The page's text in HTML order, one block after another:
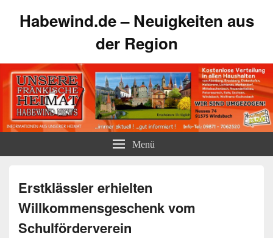
Habewind.de – Neuigkeiten aus
der Region
Menü
Erstklässler erhielten
Willkommensgeschenk vom
Schulförderverein